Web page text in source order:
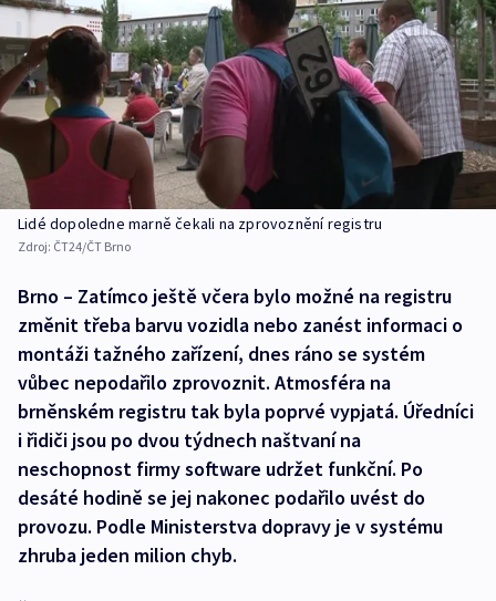
Lidé dopoledne marně čekali na zprovoznění registru
Zdroj: ČT24/ČT Brno
Brno – Zatímco ještě včera bylo možné na registru
změnit třeba barvu vozidla nebo zanést informaci o
montáži tažného zařízení, dnes ráno se systém
vůbec nepodařilo zprovoznit. Atmosféra na
brněnském registru tak byla poprvé vypjatá. Úředníci
i řidiči jsou po dvou týdnech naštvaní na
neschopnost firmy software udržet funkční. Po
desáté hodině se jej nakonec podařilo uvést do
provozu. Podle Ministerstva dopravy je v systému
zhruba jeden milion chyb.